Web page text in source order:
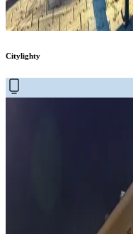
Citylighty